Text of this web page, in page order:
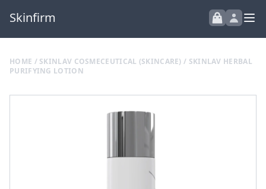
Skinfirm
HOME / SKINLAV COSMECEUTICAL (SKINCARE) / SKINLAV HERBAL
PURIFYING LOTION